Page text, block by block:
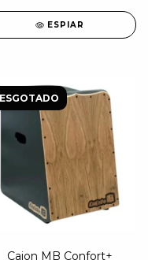
ESPIAR
ESGOTADO
Cajon MB Confort+